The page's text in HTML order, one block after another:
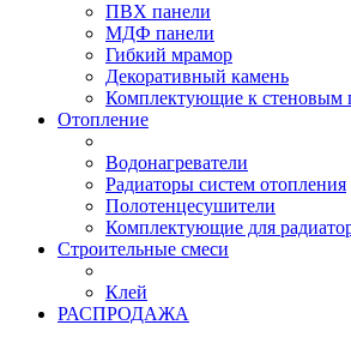
ПВХ панели
МДФ панели
Гибкий мрамор
Декоративный камень
Комплектующие к стеновым
Отопление
Водонагреватели
Радиаторы систем отопления
Полотенцесушители
Комплектующие для
Строительные смеси
Клей
РАСПРОДАЖА